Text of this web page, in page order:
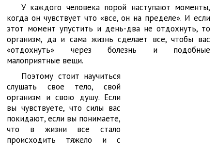
У каждого человека порой наступают моменты,
когда он чувствует что «все, он на пределе». И если
этот момент упустить и день-два не отдохнуть, то
организм, да и сама жизнь сделает все, чтобы вас
«отдохнуть» через болезнь и подобные
малоприятные вещи.
Поэтому стоит научиться
слушать свое тело, свой
организм и свою душу. Если
вы чувствуете, что силы вас
покидают, если вы понимаете,
что в жизни все стало
происходить тяжело и с